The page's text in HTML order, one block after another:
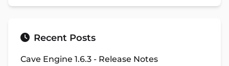
Recent Posts
Cave Engine 1.6.3 - Release Notes